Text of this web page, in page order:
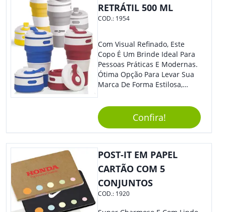
RETRÁTIL 500 ML
COD.: 1954
Com Visual Refinado, Este
Copo É Um Brinde Ideal Para
Pessoas Práticas E Modernas.
Ótima Opção Para Levar Sua
Marca De Forma Estilosa,
Empresa Em Eventos,
Reuniões Corporativas Ou Até
Mesmo Para Presentear
Colaboradores.
Confira!
POST-IT EM PAPEL
CARTÃO COM 5
CONJUNTOS
COD.: 1920